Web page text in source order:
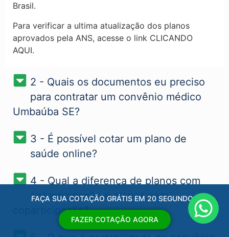
Brasil.
Para verificar a ultima atualização dos planos
aprovados pela ANS, acesse o link CLICANDO
AQUI.
2 - Quais os documentos eu preciso
para contratar um convênio médico
Umbaúba SE?
3 - É possível cotar um plano de
saúde online?
4 - Qual a diferença de planos com
coparticipação e planos sem
coparticipação?
FAÇA SUA COTAÇÃO GRÁTIS EM 20 SEGUNDOS
FAZER COTAÇÃO AGORA